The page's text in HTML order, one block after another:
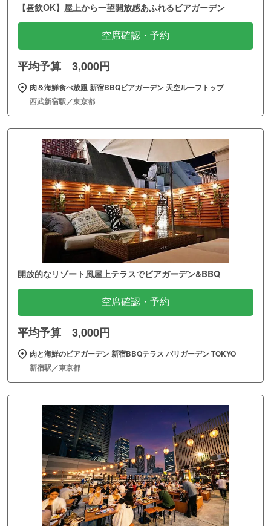
【昼飲OK】屋上から一望開放感あふれるビアガーデン
空席確認・予約
平均予算 3,000円
肉＆海鮮食べ放題 新宿BBQビアガーデン 天空ルーフトップ
西武新宿駅／東京都
開放的なリゾート風屋上テラスでビアガーデン&BBQ
空席確認・予約
平均予算 3,000円
肉と海鮮のビアガーデン 新宿BBQテラス バリガーデン TOKYO
新宿駅／東京都